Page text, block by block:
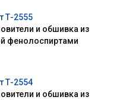
Т-2555
и обшивка из
фенолоспиртами
Т-2554
и обшивка из